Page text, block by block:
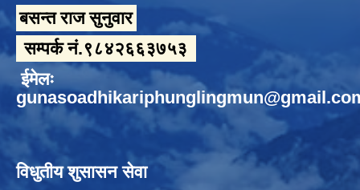
बसन्त राज सुनुवार
सम्पर्क नं.९८४२६६३७५३
ईमेलः
विधुतीय शुसासन सेवा